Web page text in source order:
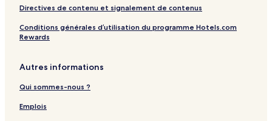
Directives de contenu et signalement de contenus
Conditions générales d’utilisation du programme Hotels.com
Rewards
Autres informations
Qui sommes-nous ?
Emplois